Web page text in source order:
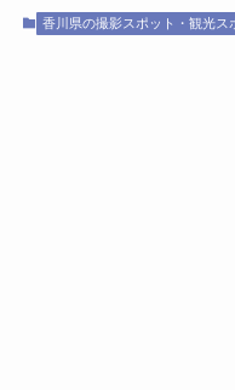
香川県の撮影スポット・観光ス